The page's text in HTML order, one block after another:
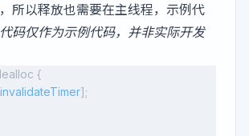
，所以释放也需要在主线程，示例代
码仅作为示例代码，并非实际开发
{
invalidateTimer];